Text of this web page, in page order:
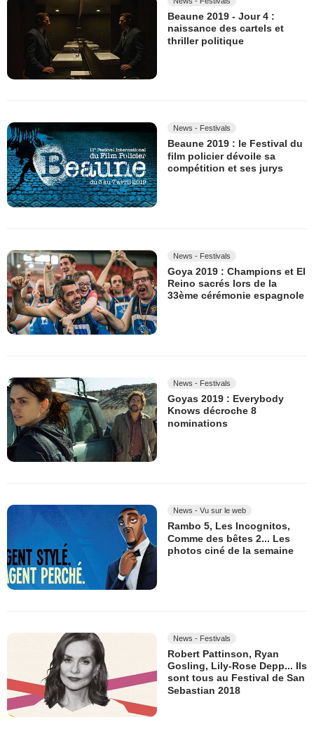
Beaune 2019 - Jour 4 :
naissance des cartels et
thriller politique
News - Festivals
Beaune 2019 : le Festival du
film policier dévoile sa
compétition et ses jurys
News - Festivals
Goya 2019 : Champions et El
Reino sacrés lors de la
33ème cérémonie espagnole
News - Festivals
Goyas 2019 : Everybody
Knows décroche 8
nominations
News - Vu sur le web
Rambo 5, Les Incognitos,
Comme des bêtes 2... Les
photos ciné de la semaine
News - Festivals
Robert Pattinson, Ryan
Gosling, Lily-Rose Depp... Ils
sont tous au Festival de San
Sebastian 2018